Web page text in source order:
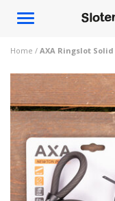
Toggle
Home / AXA Ringslot